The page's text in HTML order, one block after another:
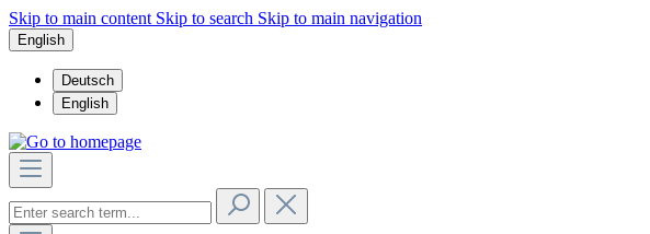
Skip to main content Skip to search Skip to main navigation
English
Deutsch
English